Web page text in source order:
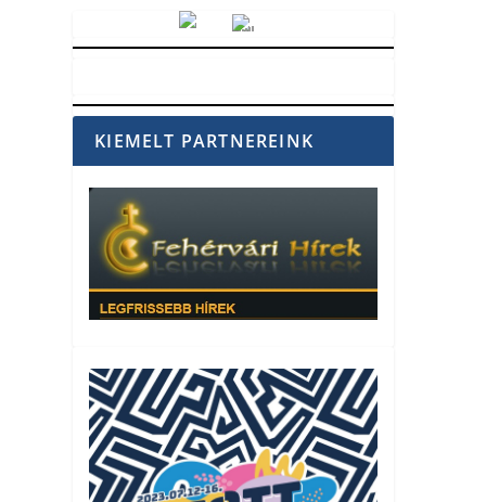
KIEMELT PARTNEREINK